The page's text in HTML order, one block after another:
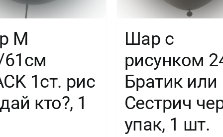
М
61см
1ст. рис
кто?, 1
Шар с
рисунком
Братик или
Сестрич
упак, 1 шт.